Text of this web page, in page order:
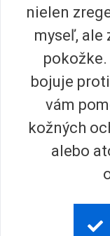
nielen
myseľ, ale
bojuje
vám
kožných
alebo